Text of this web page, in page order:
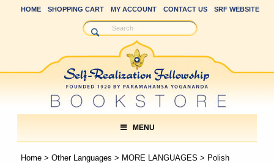
HOME SHOPPING CART MY ACCOUNT CONTACT US SRF WEBSITE
MENU
Home> Other Languages > MORE LANGUAGES > Polish